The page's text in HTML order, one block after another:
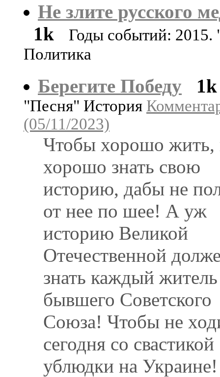
Не злите русского
1k
Годы событий: 2015.
Политика
Берегите Победу
1k
"Песня" История
(05/11/2023)
Чтобы хорошо
хорошо знать свою
историю, дабы не
от нее по шее! А уж
историю Великой
Отечественной
знать каждый житель
бывшего Советского
Союза! Чтобы не
сегодня со свастикой
ублюдки на Украине!